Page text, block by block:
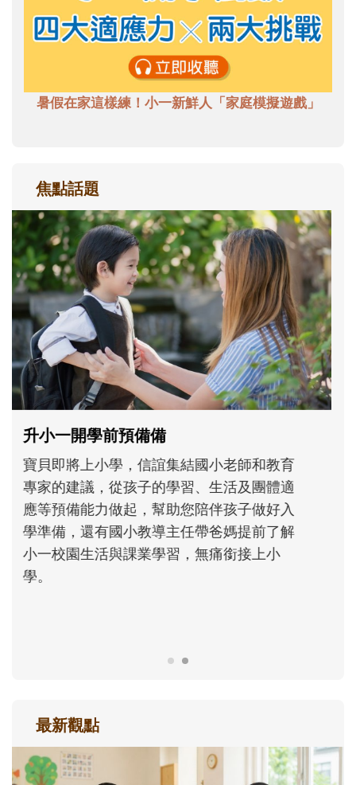
暑假在家這樣練！小一新鮮人「家庭模擬遊戲」
焦點話題
和孩子一起長大的那個男人│讀懂父親的
不同模樣
沒有人天生就擅長當爸爸！男人總是在一次
次「前所未有」的體驗中，跟著孩子一起長
大。從給予安全感的肢體遊戲，到獨立自
主、角色認同及解決問題的能力養成。爸爸
正嘗試用不同的模樣，參與孩子每個重要的
最新觀點